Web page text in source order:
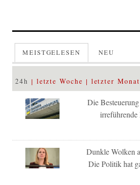
MEISTGELESEN NEU
24h letzte Woche letzter Monat
Die
Dunkle Wolken
Die Politik hat